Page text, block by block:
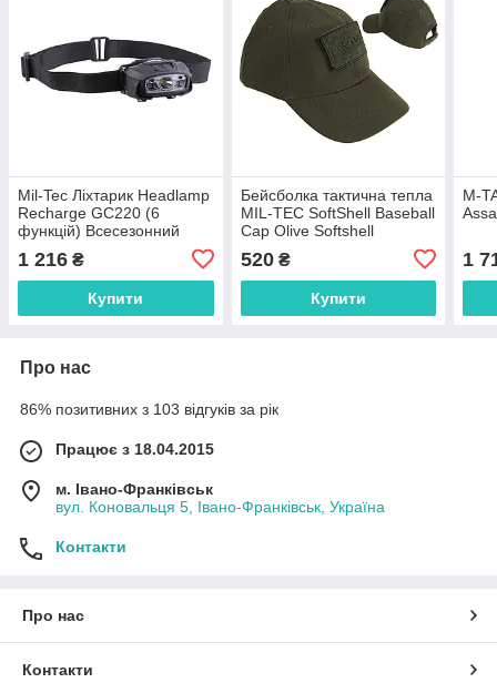
Mil-Tec Ліхтарик Headlamp
Recharge GC220 (6
функцій) Всесезонний
1 216 ₴
Купити
Бейсболка тактична тепла
MIL-TEC SoftShell Baseball
Cap Olive Softshell
520₴
Купити
M-
1
Про нас
86% позитивних з 103 відгуків за рік
Працює з 18.04.2015
м. Івано-Франківськ
вул. Коновальця 5, Івано-Франківськ, Україна
Контакти
Про нас
Контакти